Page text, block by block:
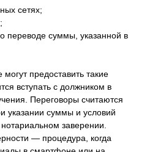
сетях;
переводе суммы, указанной в
предоставить такие
вступать с должником в
Переговоры считаются
указании суммы и условий
заверении.
— процедура, когда